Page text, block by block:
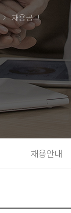
채용공고
채용안내